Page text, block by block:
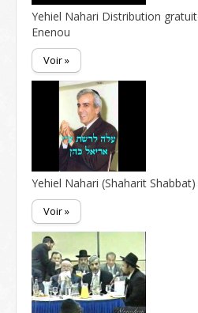
Yehiel Nahari Distribution
Enenou
Voir »
Yehiel Nahari (Shaharit
Voir »